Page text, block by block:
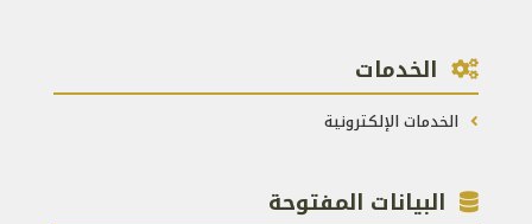
الخدمات
الخدمات الإلكترونية
البيانات المفتوحة